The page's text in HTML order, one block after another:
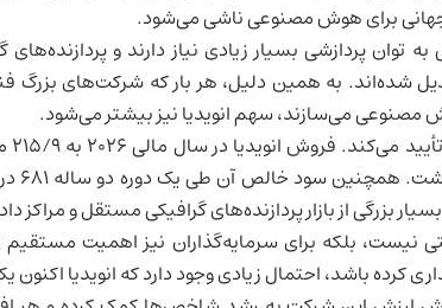
برایهوش مصنوعیناشی می‌شود.
پردازشی بسیار زیادی نیاز دارند و پردازنده‌های
شده‌اند. به همین دلیل، هر بار که شرکت‌های بزرگ
مصنوعی می‌سازند، سهم انویدیا نیز بیشتر می‌شود.
سال
از بازار پردازنده‌های گرافیکی مستقل و مراکز داده
نیست، بلکه برای سرمایه‌گذاران نیز اهمیت
کرده باشد، احتمال زیادی وجود دارد که انویدیا اکنون